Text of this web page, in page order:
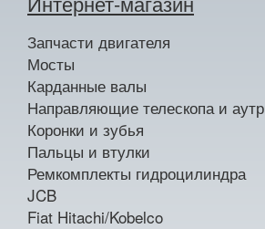
Запчасти двигателя
Мосты
Карданные валы
Направляющие телескопа и
Коронки и зубья
Пальцы и втулки
Ремкомплекты гидроцилиндра
JCB
Fiat Hitachi/Kobelco